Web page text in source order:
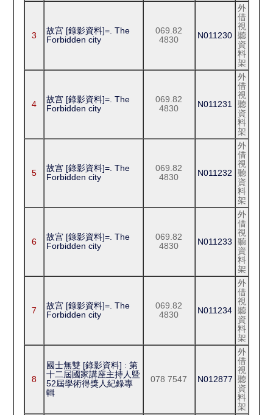
3
故宫 [錄影資料]=. The
Forbidden city
069.82
4830
N011230
外
借
視
聽
資
料
架
4
故宫 [錄影資料]=. The
Forbidden city
069.82
4830
N011231
外
借
視
聽
資
料
架
5
故宫 [錄影資料]=. The
Forbidden city
069.82
4830
N011232
外
借
視
聽
資
料
架
6
故宫 [錄影資料]=. The
Forbidden city
069.82
4830
N011233
外
借
視
聽
資
料
架
7
故宫 [錄影資料]=. The
Forbidden city
069.82
4830
N011234
外
借
視
聽
資
料
架
8
國士無雙 [錄影資料] : 第
十二屆國家講座主持人曁
52屆學術得獎人紀錄專
輯
078 7547 N012877
外
借
視
聽
資
料
架